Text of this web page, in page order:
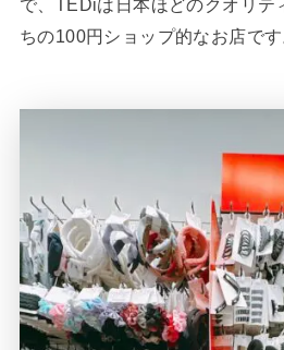
で、TEDiは日本ほどのクオリテ
ちの100円ショップ的なお店です